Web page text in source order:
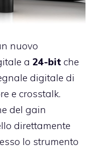
nuovo
a 24-bit che
digitale di
e crosstalk.
del gain
direttamente
lo strumento